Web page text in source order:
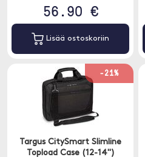
56.90 €
Lisää ostoskoriin
-21%
Targus CitySmart Slimline
Topload Case (12-14")